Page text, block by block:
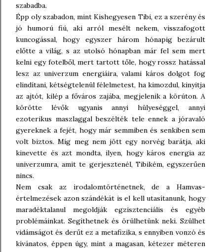
szabadba.
Épp oly szabadon, mint Kishegyesen Tibi, ez a szerény és
jó humorú fiú, aki arról mesélt nekem, visszafogott
kuncogással, hogy egyszer három hónapig bezárult
előtte a világ, s az utolsó hónapban már fel sem mert
kelni egy fotelből, mert tartott tőle, hogy rossz hatással
lesz az univerzum energiáira, valami káros dolgot fog
elindítani, kétségtelenül félelmetest, ha kimozdul, kinyitja
az ajtót, kilép a főváros zajába, megjelenik a körúton. A
körötte lévők ugyanis annyi hülyeséggel, annyi
ezoterikus maszlaggal beszélték tele ennek a jóravaló
gyereknek a fejét, hogy már semmiben és senkiben sem
volt biztos. Míg meg nem jött egy norvég barátja, aki
kinevette és azt mondta, ilyen, hogy káros energia az
univerzumra, amit te gerjesztenél, Tibikém, egyszerűen
nincs.
Nem csak az irodalomtörténetnek, de a Hamvas-
értelmezések azon szándékát is el kell utasítanunk, hogy
maradéktalanul megoldják egzisztenciális és egyéb
problémáinkat. Segíthetnek és örülhetünk neki. Szülhet
vidámságot és derűt ez a metafizika, s ennyiben vonzó és
kívánatos, éppen úgy, mint a magasan, kétezer méteren